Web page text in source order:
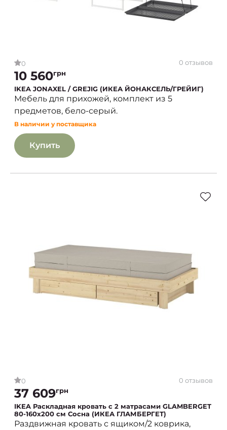
0 0 отзывов
10 560грн
IKEA JONAXEL / GREJIG (ИКЕА ЙОНАКСЕЛЬ/ГРЕЙИГ)
Мебель для прихожей, комплект из 5
предметов, бело-серый.
В наличии у поставщика
Купить
0 0 отзывов
37 609грн
IKEA Раскладная кровать с 2 матрасами GLAMBERGET
80-160x200 см Сосна (ИКЕА ГЛАМБЕРГЕТ)
Раздвижная кровать с ящиком/2 коврика,